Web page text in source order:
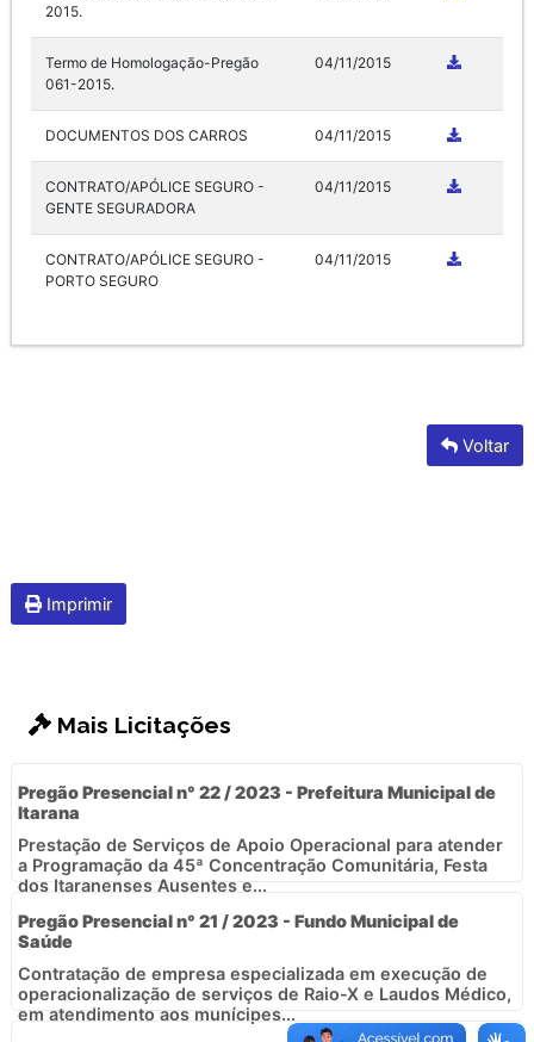
2015.
Termo de Homologação-Pregão
061-2015.
04/11/2015
DOCUMENTOS DOS CARROS 04/11/2015
CONTRATO/APÓLICE SEGURO -
GENTE SEGURADORA
04/11/2015
CONTRATO/APÓLICE SEGURO -
PORTO SEGURO
04/11/2015
Voltar
Imprimir
Mais Licitações
Pregão Presencial n° 22 / 2023 - Prefeitura Municipal de
Itarana
Prestação de Serviços de Apoio Operacional para atender
a Programação da 45ª Concentração Comunitária, Festa
dos Itaranenses Ausentes e...
Pregão Presencial n° 21 / 2023 - Fundo Municipal de
Saúde
Contratação de empresa especializada em execução de
operacionalização de serviços de Raio-X e Laudos Médico,
em atendimento aos munícipes...